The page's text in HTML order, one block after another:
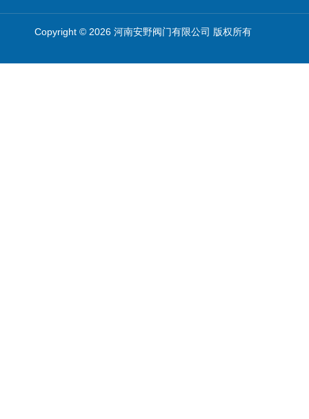
Copyright © 2026 河南安野阀门有限公司 版权所有